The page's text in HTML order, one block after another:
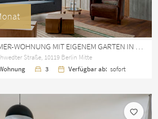
Straße, 10119 Berlin Mitte
3 Verfügbar ab: sofort